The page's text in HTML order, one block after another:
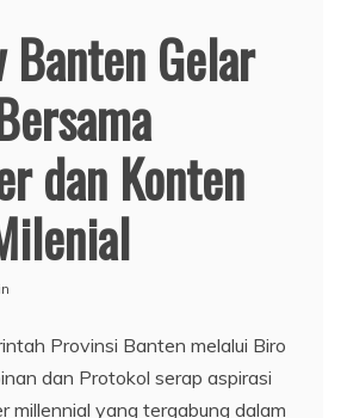
Banten Gelar
dan Konten
Provinsi Banten melalui Biro
dan Protokol serap aspirasi
millennial yang tergabung dalam